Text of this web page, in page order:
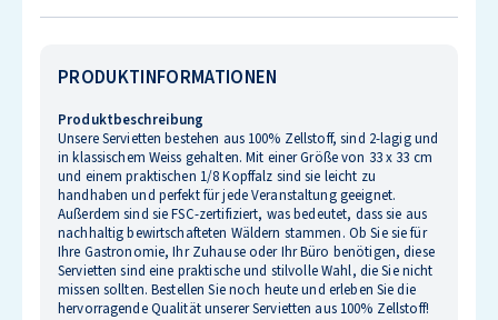
PRODUKTINFORMATIONEN
Produktbeschreibung
Unsere Servietten bestehen aus 100% Zellstoff, sind 2-lagig und
in klassischem Weiss gehalten. Mit einer Größe von 33 x 33 cm
und einem praktischen 1/8 Kopffalz sind sie leicht zu
handhaben und perfekt für jede Veranstaltung geeignet.
Außerdem sind sie FSC-zertifiziert, was bedeutet, dass sie aus
nachhaltig bewirtschafteten Wäldern stammen. Ob Sie sie für
Ihre Gastronomie, Ihr Zuhause oder Ihr Büro benötigen, diese
Servietten sind eine praktische und stilvolle Wahl, die Sie nicht
missen sollten. Bestellen Sie noch heute und erleben Sie die
hervorragende Qualität unserer Servietten aus 100% Zellstoff!